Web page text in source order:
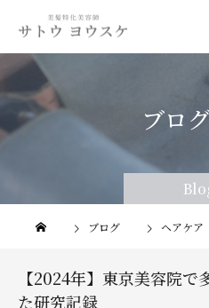
ブロ
ブログ ヘアケア
【2024年】東京美容院
た研究記録